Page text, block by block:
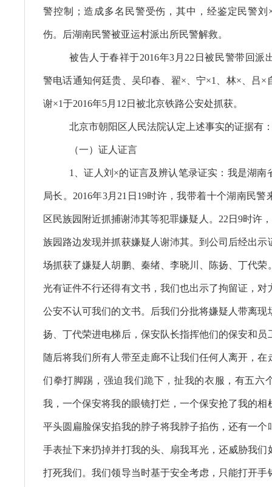
警控制；造成多名民警受伤，其中，经鉴定民警刘
伤。后湖南民警被亚运村派出所民警解救。
被告人于春祥于2016年3月22日被民警带回派
警电话通知何廷贵、吴印春、翟×、宁×1、林×、吕×
谢×1于2016年5月12日被北京铁路公安处抓获。
北京市朝阳区人民法院认定上述事实的证据有
（一）证人证言
1、证人刘×的证言及辨认笔录证实：我是湖南
局长。2016年3月21日19时许，我带着十个湖南民警
区民族园附近抓捕谢沛其等犯罪嫌疑人。22日9时许
族园路边发现并抓获嫌疑人谢沛其。到公司后经出示
场抓获了嫌疑人胡鹏、秦绪、李晓川、陈扬、丁代荣
光有证件不行还得有文书，我们也出示了拘留证，对
公安不认可我们的文书。后我们分批将嫌疑人带离现
扬、丁代荣进电梯后，保安队长指挥他们的保安和员
随后将我们所有人带至走廊不让我们任何人离开，在
们拳打脚踢，强迫我们跪下，扯我的衣服，有五六
我，一个保安将我的眼镜打烂，一个保安抢了我的相
平头圆扁脸保安掐我的脖子将我脖子掐伤，还有一个
手表扯下来扔掉并打我的头、扇我耳光，还威胁我们
打死我们。我们领导当时基于安全考虑，只能打开手